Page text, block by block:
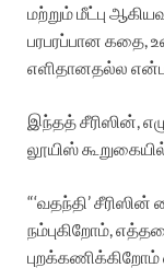
மற்றும் மீட்பு
பரபரப்பான கதை,
எளிதானதல்ல
இந்தத் சீரிஸின்,
லூயிஸ்
“‘வதந்தி’
நம்புகிறோம்,